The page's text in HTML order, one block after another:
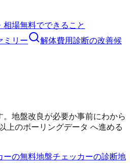
相場無料でできること
ミリー 解体費用診断の改善候
地盤改良が必要か事前にわから
上のボーリングデータ へ進める
ーの無料地盤チェッカーの診断地